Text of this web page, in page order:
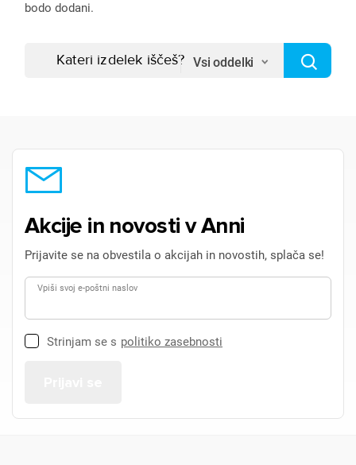
bodo dodani.
Vsi oddelki
Akcije in novosti v Anni
Prijavite se na obvestila o akcijah in novostih, splača se!
Vpiši svoj e-poštni naslov
Strinjam se s politiko zasebnosti